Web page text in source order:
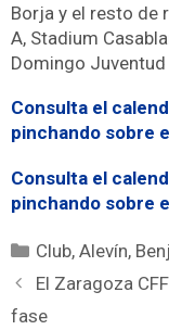
Borja y el resto de
A, Stadium
Domingo Juventud
Consulta el
pinchando sobre
Consulta el
pinchando sobre
Club,Alevín,
El Zaragoza
fase